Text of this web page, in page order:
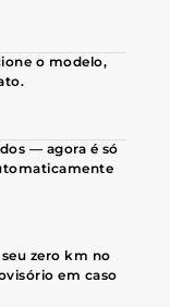
o modelo,
— agora é só
zero km no
em caso